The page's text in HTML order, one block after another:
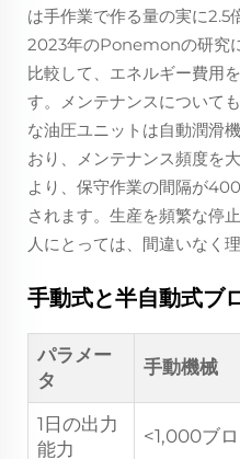
は手作業で作る量の実に2.5
2023年のPonemonの研究
比較して、エネルギー費用
す。メンテナンスについて
な油圧ユニットは自動潤滑
おり、メンテナンス頻度を
より、保守作業の間隔が
されます。生産を頻繁な停
人にとっては、間違いなく
手動式と半自動式ブ
パラメー
タ
手動機械
1日の出力
能力
<1,000ブ